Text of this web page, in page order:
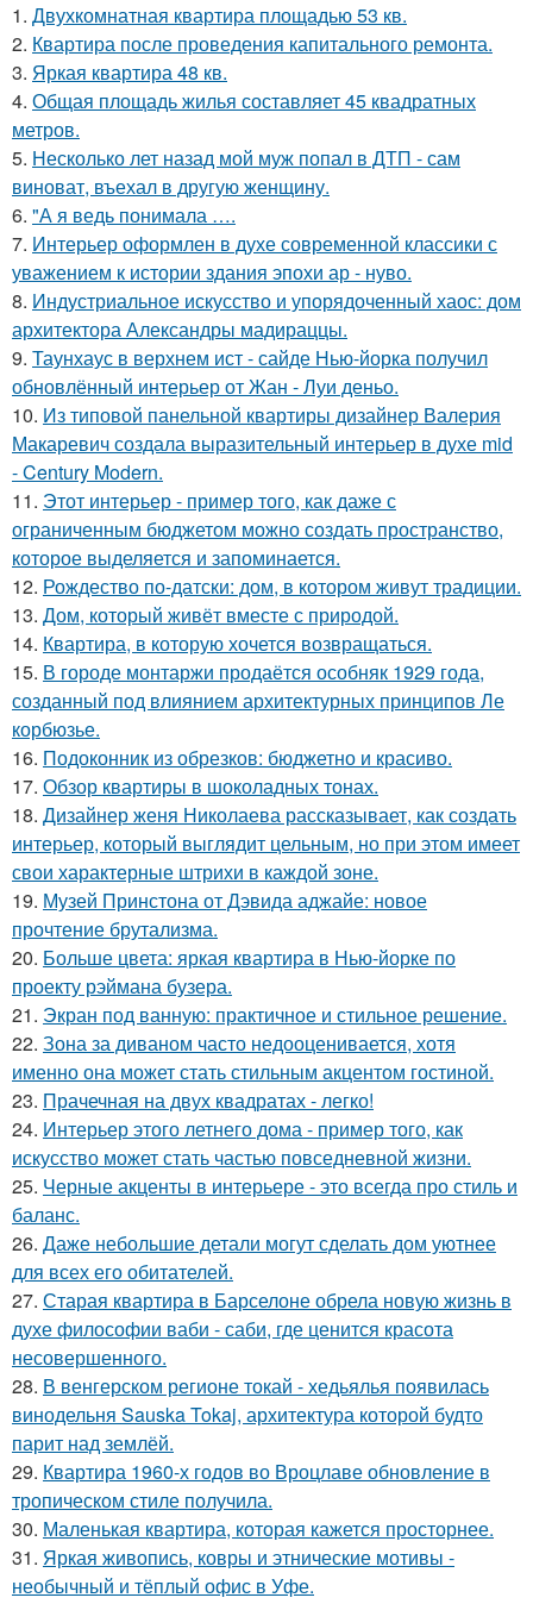
1. Двухкомнатная квартира площадью 53 кв.
2. Квартира после проведения капитального ремонта.
3. Яркая квартира 48 кв.
4. Общая площадь жилья составляет 45 квадратных
метров.
5. Несколько лет назад мой муж попал в ДТП - сам
виноват, въехал в другую женщину.
6. "А я ведь понимала ….
7. Интерьер оформлен в духе современной классики с
уважением к истории здания эпохи ар - нуво.
8. Индустриальное искусство и упорядоченный хаос: дом
архитектора Александры мадираццы.
9. Таунхаус в верхнем ист - сайде Нью-йорка получил
обновлённый интерьер от Жан - Луи деньо.
10. Из типовой панельной квартиры дизайнер Валерия
Макаревич создала выразительный интерьер в духе mid
- Century Modern.
11. Этот интерьер - пример того, как даже с
ограниченным бюджетом можно создать пространство,
которое выделяется и запоминается.
12. Рождество по-датски: дом, в котором живут традиции.
13. Дом, который живёт вместе с природой.
14. Квартира, в которую хочется возвращаться.
15. В городе монтаржи продаётся особняк 1929 года,
созданный под влиянием архитектурных принципов Ле
корбюзье.
16. Подоконник из обрезков: бюджетно и красиво.
17. Обзор квартиры в шоколадных тонах.
18. Дизайнер женя Николаева рассказывает, как создать
интерьер, который выглядит цельным, но при этом имеет
свои характерные штрихи в каждой зоне.
19. Музей Принстона от Дэвида аджайе: новое
прочтение брутализма.
20. Больше цвета: яркая квартира в Нью-йорке по
проекту рэймана бузера.
21. Экран под ванную: практичное и стильное решение.
22. Зона за диваном часто недооценивается, хотя
именно она может стать стильным акцентом гостиной.
23. Прачечная на двух квадратах - легко!
24. Интерьер этого летнего дома - пример того, как
искусство может стать частью повседневной жизни.
25. Черные акценты в интерьере - это всегда про стиль и
баланс.
26. Даже небольшие детали могут сделать дом уютнее
для всех его обитателей.
27. Старая квартира в Барселоне обрела новую жизнь в
духе философии ваби - саби, где ценится красота
несовершенного.
28. В венгерском регионе токай - хедьялья появилась
винодельня Sauska Tokaj, архитектура которой будто
парит над землёй.
29. Квартира 1960-х годов во Вроцлаве обновление в
тропическом стиле получила.
30. Маленькая квартира, которая кажется просторнее.
31. Яркая живопись, ковры и этнические мотивы -
необычный и тёплый офис в Уфе.